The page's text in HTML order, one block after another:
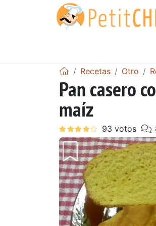
Recetas Otro
Pan casero
maíz
Anterior